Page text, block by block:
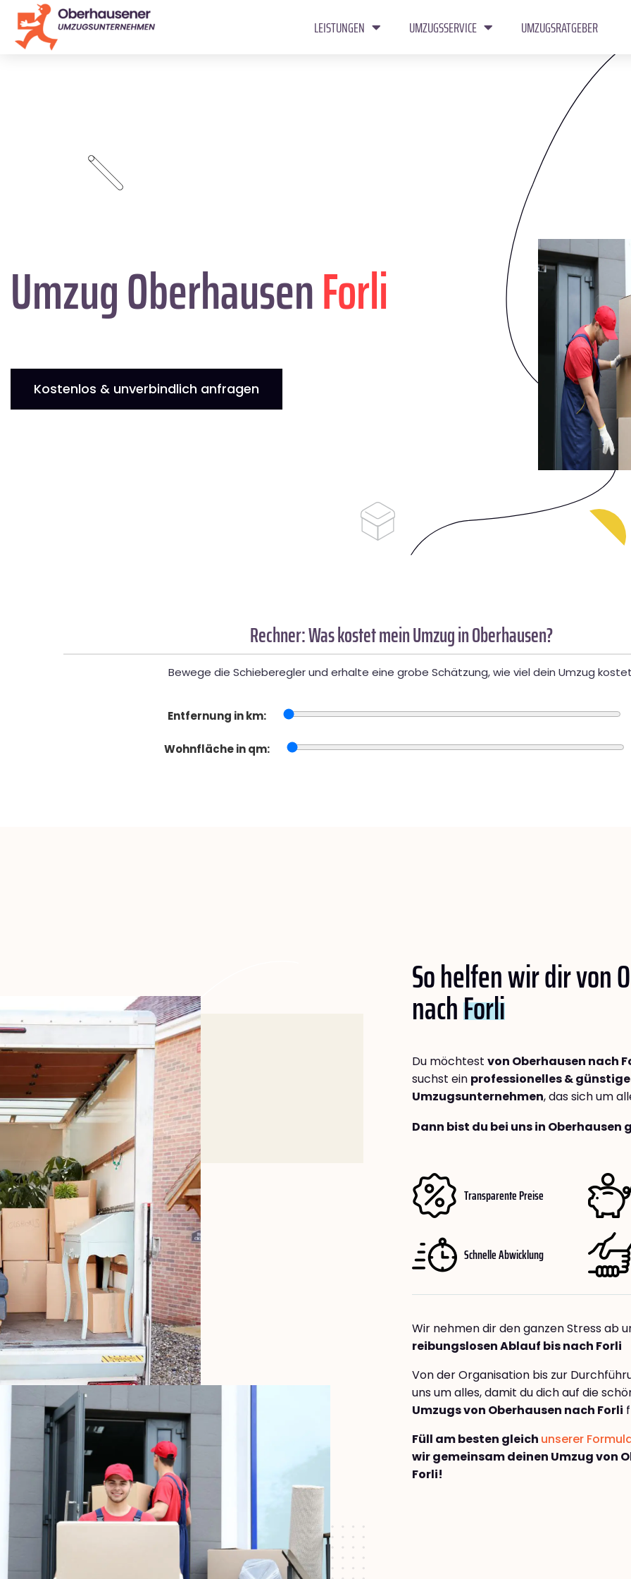
LEISTUNGEN UMZUGSSERVICE UMZUGSRATGEBER
Umzug OberhausenForli
Kostenlos & unverbindlich anfragen
Rechner: Was kostet mein Umzug in Oberhausen?
Bewege die Schieberegler und erhalte eine grobe Schätzung, wie viel dein Umzug
Entfernung in km:
Wohnfläche in qm:
So helfen wir dir von
nachForli
Du möchtest von Oberhausen nach
suchst ein professionelles &
Umzugsunternehmen, das sich um
Dann bist du bei uns in
Transparente Preise
Schnelle Abwicklung
Wir nehmen dir den ganzen Stress ab
reibungslosen Ablauf bis nach Forli
Von der Organisation bis zur
uns um alles, damit du dich auf die
Umzugs von Oberhausen nach Forli
Füll am besten gleich unserer
wir gemeinsam deinen Umzug von
Forli!